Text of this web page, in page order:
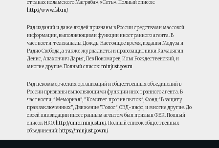
странах исламского Магриба»,«Сеть». Полный список:
http://www.fsb.ru/
Ряд изданий и даже людей признаны в России средствами массовой
информации, выполняющими функции иностранного агента. В
частности, телеканалы Дождь, Настоящее время, издания Медуза и
Радио Свобода, а также журналисты и правозащитники Камалягин
Денис, Апахончич Дарья, Лев Пономарев, Илья Рождественский, и
многие другие. Полный список:minjust.gov.ru
Ряд некоммерческих организаций и общественных объединений в
России признаны выполняющими функции иностранного агента. В
частности, "Мемориал", "Комитет против пыток", Фонд "В защиту
прав заключенных", Движение "Голос", ОВД-инфо, и многие другие. До
своей ликвидации иностранным агентом был признан ФБК. Полный
список НКО:http://unro.minjust.ru/. Полный список общественных
объединений:https://minjust.gov.ru/